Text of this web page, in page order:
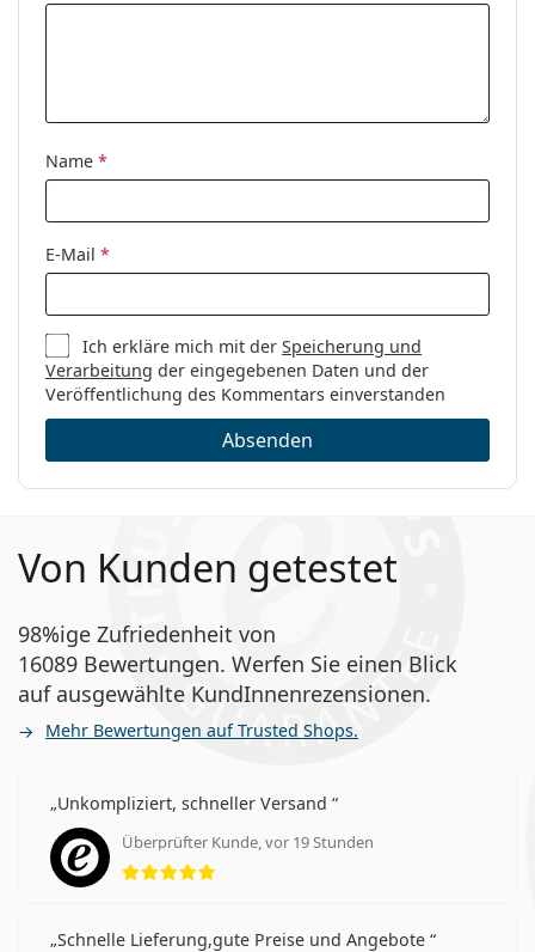
Name *
E-Mail *
Ich erkläre mich mit derSpeicherung und
Verarbeitung der eingegebenen Daten und der
Veröffentlichung des Kommentars einverstanden
Absenden
Von Kunden getestet
98%ige Zufriedenheit von
16089 Bewertungen. Werfen Sie einen Blick
auf ausgewählte KundInnenrezensionen.
Mehr Bewertungen auf Trusted Shops.
Unkompliziert, schneller Versand
Überprüfter Kunde, vor 19 Stunden
Bewertung 5 aus 5
Schnelle Lieferung,gute Preise und Angebote